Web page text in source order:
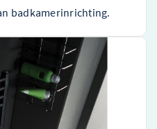
badkamerinrichting.
– 77 cm x 60,7 cm –
merk
design